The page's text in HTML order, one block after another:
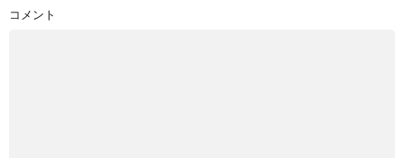
コメント